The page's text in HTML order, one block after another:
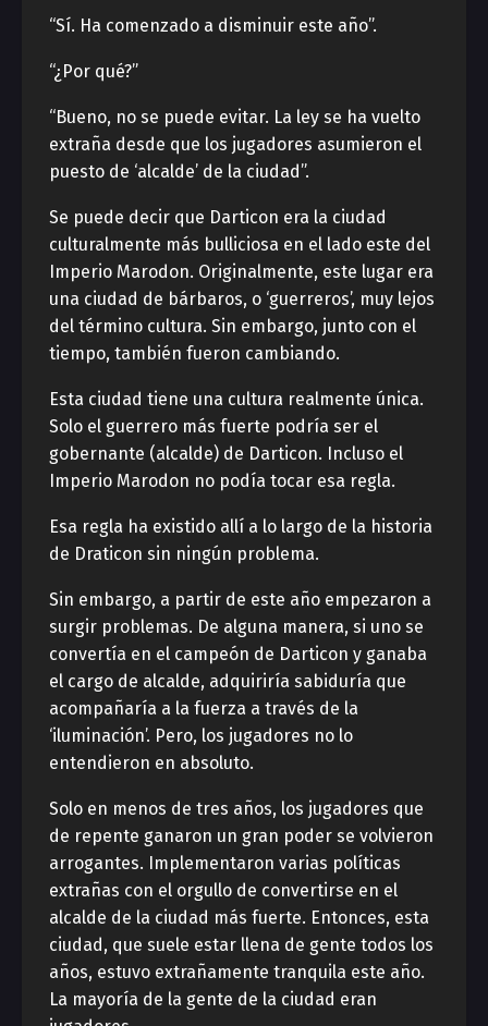
“Sí. Ha comenzado a disminuir este año”.
“¿Por qué?”
“Bueno, no se puede evitar. La ley se ha vuelto
extraña desde que los jugadores asumieron el
puesto de ‘alcalde’ de la ciudad”.
Se puede decir que Darticon era la ciudad
culturalmente más bulliciosa en el lado este del
Imperio Marodon. Originalmente, este lugar era
una ciudad de bárbaros, o ‘guerreros’, muy lejos
del término cultura. Sin embargo, junto con el
tiempo, también fueron cambiando.
Esta ciudad tiene una cultura realmente única.
Solo el guerrero más fuerte podría ser el
gobernante (alcalde) de Darticon. Incluso el
Imperio Marodon no podía tocar esa regla.
Esa regla ha existido allí a lo largo de la historia
de Draticon sin ningún problema.
Sin embargo, a partir de este año empezaron a
surgir problemas. De alguna manera, si uno se
convertía en el campeón de Darticon y ganaba
el cargo de alcalde, adquiriría sabiduría que
acompañaría a la fuerza a través de la
‘iluminación’. Pero, los jugadores no lo
entendieron en absoluto.
Solo en menos de tres años, los jugadores que
de repente ganaron un gran poder se volvieron
arrogantes. Implementaron varias políticas
extrañas con el orgullo de convertirse en el
alcalde de la ciudad más fuerte. Entonces, esta
ciudad, que suele estar llena de gente todos los
años, estuvo extrañamente tranquila este año.
La mayoría de la gente de la ciudad eran